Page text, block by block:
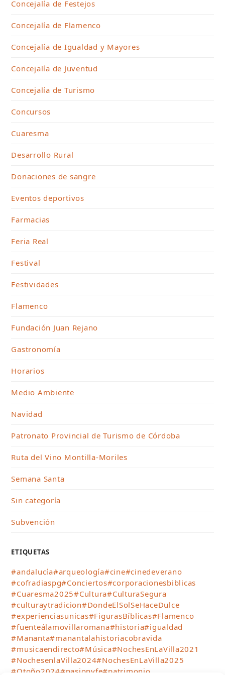
Concejalía de Festejos
Concejalía de Flamenco
Concejalía de Igualdad y Mayores
Concejalía de Juventud
Concejalía de Turismo
Concursos
Cuaresma
Desarrollo Rural
Donaciones de sangre
Eventos deportivos
Farmacias
Feria Real
Festival
Festividades
Flamenco
Fundación Juan Rejano
Gastronomía
Horarios
Medio Ambiente
Navidad
Patronato Provincial de Turismo de Córdoba
Ruta del Vino Montilla-Moriles
Semana Santa
Sin categoría
Subvención
ETIQUETAS
#andalucía#arqueología#cine#cinedeverano
#cofradiaspg#Conciertos#corporacionesbiblicas
#Cuaresma2025#Cultura#CulturaSegura
#culturaytradicion#DondeElSolSeHaceDulce
#experienciasunicas#FigurasBíblicas#Flamenco
#fuenteálamovillaromana#historia#igualdad
#Mananta#manantalahistoriacobravida
#musicaendirecto#Música#NochesEnLaVilla2021
#NochesenlaVilla2024#NochesEnLaVilla2025
#Otoño2024#pasionyfe#patrimonio